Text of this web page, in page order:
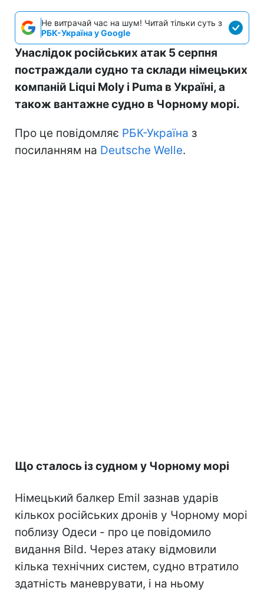
Не витрачай час на шум! Читай тільки суть з
РБК-Україна у Google
Унаслідок російських атак 5 серпня
постраждали судно та склади німецьких
компаній Liqui Moly і Puma в Україні, а
також вантажне судно в Чорному морі.
Про це повідомляє РБК-Україна з
посиланням на Deutsche Welle.
Що сталось із судном у Чорному морі
Німецький балкер Emil зазнав ударів
кількох російських дронів у Чорному морі
поблизу Одеси - про це повідомило
видання Bild. Через атаку відмовили
кілька технічних систем, судно втратило
здатність маневрувати, і на ньому